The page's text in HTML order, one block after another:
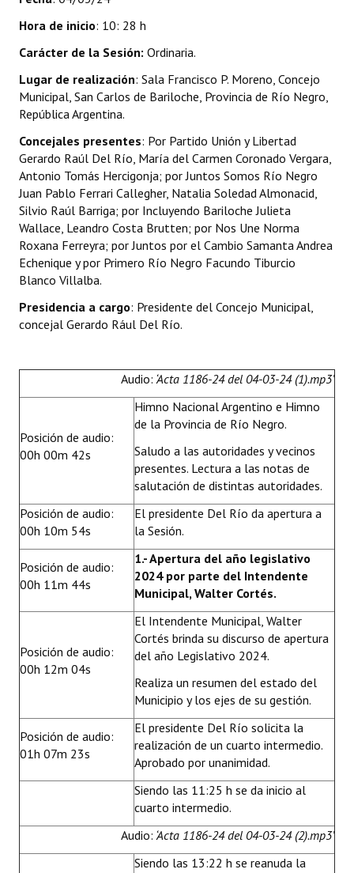
Antiguos Pobladores
Noticias Destacadas
Registros y Distinciones
Datos Históricos
Premio al Mérito - Registro
Audiencias Públicas - Registro
Mujeres que Dejaron Huellas - Registro
Periodistas Decanos - Registro
Ciudadano Ilustre - Registro
Huéspedes de Honor - Registro
Antiguos Pobladores - Registro
Reconocimientos - Registro
Bariloche, Municipio intercultural
REFORMA DE LA CARTA ORGÁNICA
Hora de inicio: 10: 28 h
Carácter de la Sesión: Ordinaria.
Lugar de realización: Sala Francisco P. Moreno, Concejo
Municipal, San Carlos de Bariloche, Provincia de Río Negro,
República Argentina.
Concejales presentes: Por Partido Unión y Libertad
Gerardo Raúl Del Río, María del Carmen Coronado Vergara,
Antonio Tomás Hercigonja; por Juntos Somos Río Negro
Juan Pablo Ferrari Callegher, Natalia Soledad Almonacid,
Silvio Raúl Barriga; por Incluyendo Bariloche Julieta
Wallace, Leandro Costa Brutten; por Nos Une Norma
Roxana Ferreyra; por Juntos por el Cambio Samanta Andrea
Echenique y por Primero Río Negro Facundo Tiburcio
Blanco Villalba.
Presidencia a cargo: Presidente del Concejo Municipal,
concejal Gerardo Rául Del Río.
Audio: ‘Acta 1186-24 del 04-03-24 (1).mp3’
Posición de audio:
00h 00m 42s
Himno Nacional Argentino e Himno
de la Provincia de Río Negro.
Saludo a las autoridades y vecinos
presentes. Lectura a las notas de
salutación de distintas autoridades.
Posición de audio:
00h 10m 54s
El presidente Del Río da apertura a
la Sesión.
Posición de audio:
00h 11m 44s
1.- Apertura del año legislativo
2024 por parte del Intendente
Municipal, Walter Cortés.
Posición de audio:
00h 12m 04s
El Intendente Municipal, Walter
Cortés brinda su discurso de apertura
del año Legislativo 2024.
Realiza un resumen del estado del
Municipio y los ejes de su gestión.
Posición de audio:
01h 07m 23s
El presidente Del Río solicita la
realización de un cuarto intermedio.
Aprobado por unanimidad.
Siendo las 11:25 h se da inicio al
cuarto intermedio.
Audio: ‘Acta 1186-24 del 04-03-24 (2).mp3’
Siendo las 13:22 h se reanuda la